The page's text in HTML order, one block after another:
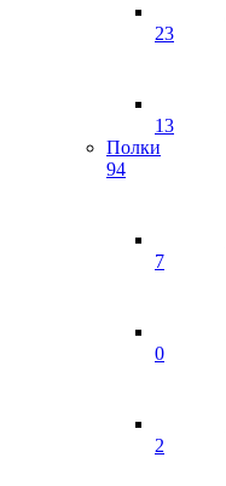
23
13
Полки
94
7
0
2